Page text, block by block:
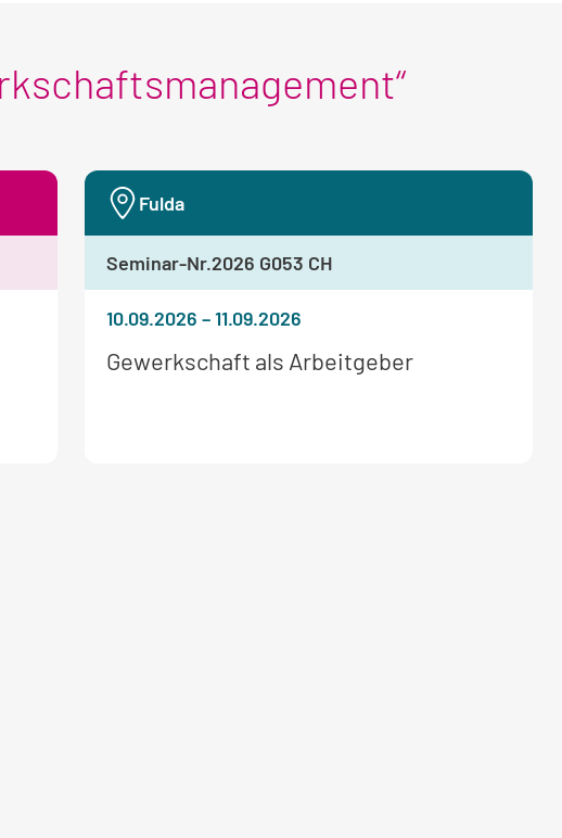
Weitere
Gewerkschaft als Arbeitgeber
10.09.2026 –11.09.2026
Fulda
Seminar-Nr.2026 G053 CH